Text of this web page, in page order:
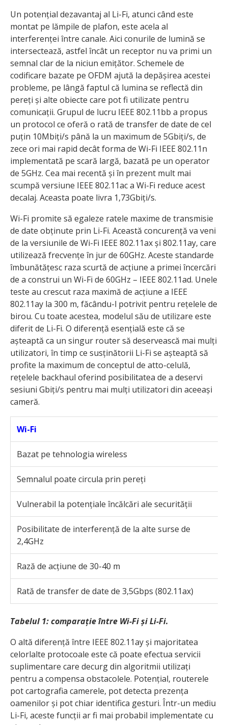
Un potențial dezavantaj al Li-Fi, atunci când este
montat pe lămpile de plafon, este acela al
interferenței între canale. Aici conurile de lumină se
intersectează, astfel încât un receptor nu va primi un
semnal clar de la niciun emițător. Schemele de
codificare bazate pe OFDM ajută la depășirea acestei
probleme, pe lângă faptul că lumina se reflectă din
pereți și alte obiecte care pot fi utilizate pentru
comunicații. Grupul de lucru IEEE 802.11bb a propus
un protocol ce oferă o rată de transfer de date de cel
puțin 10Mbiți/s până la un maximum de 5Gbiți/s, de
zece ori mai rapid decât forma de Wi-Fi IEEE 802.11n
implementată pe scară largă, bazată pe un operator
de 5GHz. Cea mai recentă și în prezent mult mai
scumpă versiune IEEE 802.11ac a Wi-Fi reduce acest
decalaj. Aceasta poate livra 1,73Gbiți/s.
Wi-Fi promite să egaleze ratele maxime de transmisie
de date obținute prin Li-Fi. Această concurență va veni
de la versiunile de Wi-Fi IEEE 802.11ax și 802.11ay, care
utilizează frecvențe în jur de 60GHz. Aceste standarde
îmbunătățesc raza scurtă de acțiune a primei încercări
de a construi un Wi-Fi de 60GHz – IEEE 802.11ad. Unele
teste au crescut raza maximă de acțiune a IEEE
802.11ay la 300 m, făcându-l potrivit pentru rețelele de
birou. Cu toate acestea, modelul său de utilizare este
diferit de Li-Fi. O diferență esențială este că se
așteaptă ca un singur router să deservească mai mulți
utilizatori, în timp ce susținătorii Li-Fi se așteaptă să
profite la maximum de conceptul de atto-celulă,
rețelele backhaul oferind posibilitatea de a deservi
sesiuni Gbiți/s pentru mai mulți utilizatori din aceeași
cameră.
Wi-Fi
Bazat pe tehnologia wireless
Semnalul poate circula prin pereți
Vulnerabil la potențiale încălcări ale securității
Posibilitate de interferență de la alte surse de
2,4GHz
Rază de acțiune de 30-40 m
Rată de transfer de date de 3,5Gbps (802.11ax)
Tabelul 1: comparație între Wi-Fi și Li-Fi.
O altă diferență între IEEE 802.11ay și majoritatea
celorlalte protocoale este că poate efectua servicii
suplimentare care decurg din algoritmii utilizați
pentru a compensa obstacolele. Potențial, routerele
pot cartografia camerele, pot detecta prezența
oamenilor și pot chiar identifica gesturi. Într-un mediu
Li-Fi, aceste funcții ar fi mai probabil implementate cu